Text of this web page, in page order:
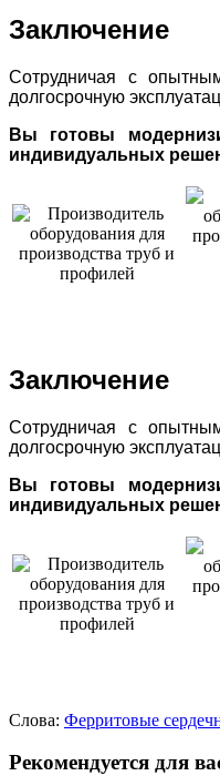
Заключение
Сотрудничая с
долгосрочную
Вы готовы
индивидуальных
Заключение
Сотрудничая с
долгосрочную
Вы готовы
индивидуальных
Слова: Ферритовые
Рекомендуется для